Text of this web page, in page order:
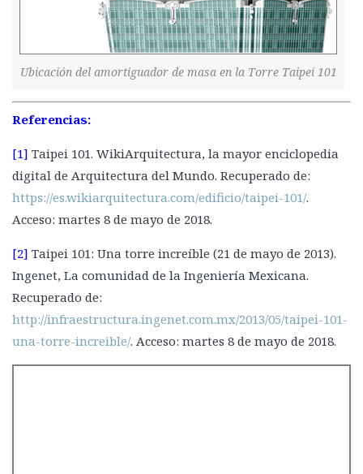
Ubicación del amortiguador de masa en la Torre Taipei 101
Referencias:
[1] Taipei 101. WikiArquitectura, la mayor enciclopedia
digital de Arquitectura del Mundo. Recuperado de:
https://es.wikiarquitectura.com/edificio/taipei-101/.
Acceso: martes 8 de mayo de 2018.
[2] Taipei 101: Una torre increíble (21 de mayo de 2013).
Ingenet, La comunidad de la Ingeniería Mexicana.
Recuperado de:
http://infraestructura.ingenet.com.mx/2013/05/taipei-101-
una-torre-increible/. Acceso: martes 8 de mayo de 2018.